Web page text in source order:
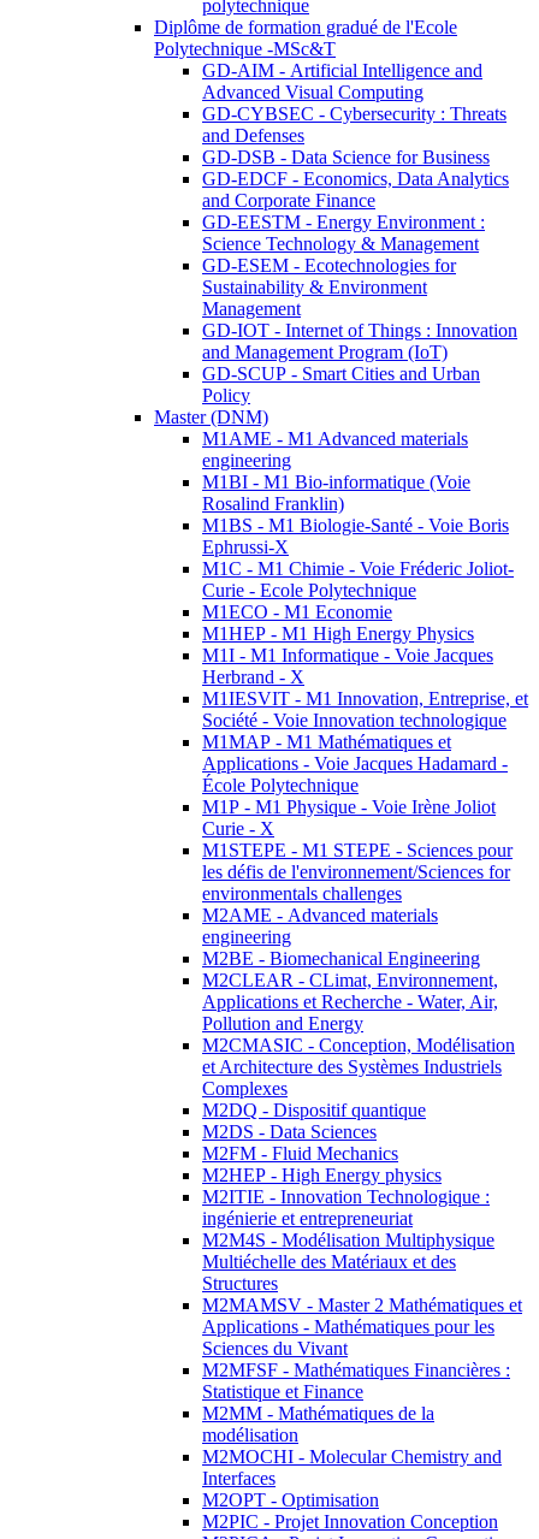
polytechnique
Diplôme de formation gradué de l'Ecole
Polytechnique -MSc&T
GD-AIM - Artificial Intelligence and
Advanced Visual Computing
GD-CYBSEC - Cybersecurity : Threats
and Defenses
GD-DSB - Data Science for Business
GD-EDCF - Economics, Data Analytics
and Corporate Finance
GD-EESTM - Energy Environment :
Science Technology & Management
GD-ESEM - Ecotechnologies for
Sustainability & Environment
Management
GD-IOT - Internet of Things : Innovation
and Management Program (IoT)
GD-SCUP - Smart Cities and Urban
Policy
Master (DNM)
M1AME - M1 Advanced materials
engineering
M1BI - M1 Bio-informatique (Voie
Rosalind Franklin)
M1BS - M1 Biologie-Santé - Voie Boris
Ephrussi-X
M1C - M1 Chimie - Voie Fréderic Joliot-
Curie - Ecole Polytechnique
M1ECO - M1 Economie
M1HEP - M1 High Energy Physics
M1I - M1 Informatique - Voie Jacques
Herbrand - X
M1IESVIT - M1 Innovation, Entreprise, et
Société - Voie Innovation technologique
M1MAP - M1 Mathématiques et
Applications - Voie Jacques Hadamard -
École Polytechnique
M1P - M1 Physique - Voie Irène Joliot
Curie - X
M1STEPE - M1 STEPE - Sciences pour
les défis de l'environnement/Sciences for
environmentals challenges
M2AME - Advanced materials
engineering
M2BE - Biomechanical Engineering
M2CLEAR - CLimat, Environnement,
Applications et Recherche - Water, Air,
Pollution and Energy
M2CMASIC - Conception, Modélisation
et Architecture des Systèmes Industriels
Complexes
M2DQ - Dispositif quantique
M2DS - Data Sciences
M2FM - Fluid Mechanics
M2HEP - High Energy physics
M2ITIE - Innovation Technologique :
ingénierie et entrepreneuriat
M2M4S - Modélisation Multiphysique
Multiéchelle des Matériaux et des
Structures
M2MAMSV - Master 2 Mathématiques et
Applications - Mathématiques pour les
Sciences du Vivant
M2MFSF - Mathématiques Financières :
Statistique et Finance
M2MM - Mathématiques de la
modélisation
M2MOCHI - Molecular Chemistry and
Interfaces
M2OPT - Optimisation
M2PIC - Projet Innovation Conception